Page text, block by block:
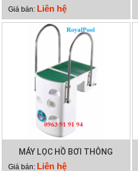
TP100
Giá bán: Liên hệ
MÁY LỌC HỒ BƠI THÔNG
MINH PK 8025
Giá bán: Liên hệ